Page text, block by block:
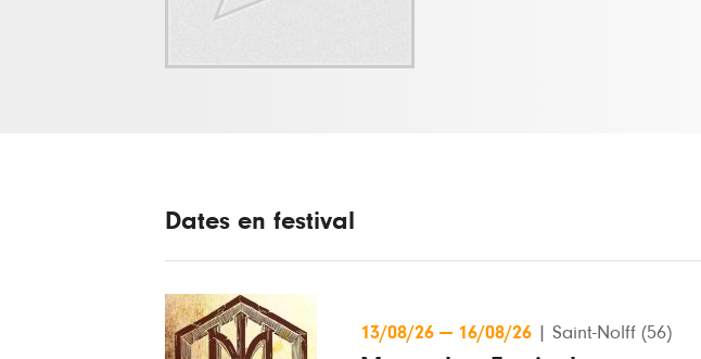
Dates en festival
13/08/26 — 16/08/26 Saint-Nolff (56)